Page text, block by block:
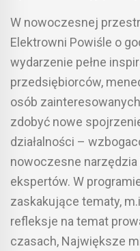
W nowoczesnej
Elektrowni Powiśle o
wydarzenie pełne
przedsiębiorców,
osób
zdobyć nowe
działalności –
nowoczesne
ekspertów. W
zaskakujące tematy,
refleksje na temat
czasach, Największe